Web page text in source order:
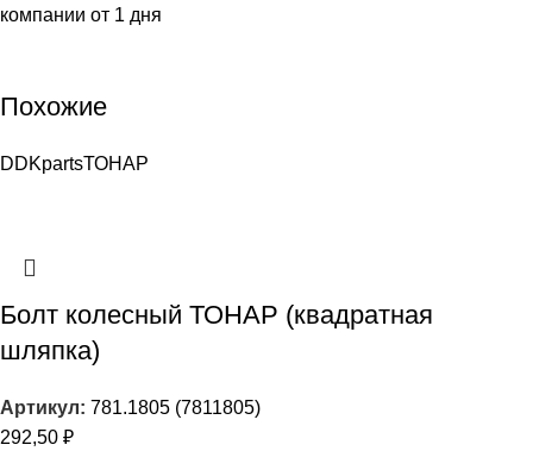
компании от 1 дня
Похожие
DDKpartsТОНАР
Болт колесный ТОНАР (квадратная
шляпка)
Артикул: 781.1805 (7811805)
292,50 ₽